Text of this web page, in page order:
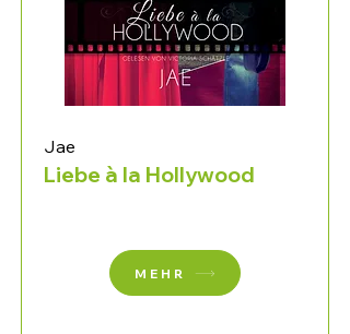
Jae
Liebe à la Hollywood
MEHR